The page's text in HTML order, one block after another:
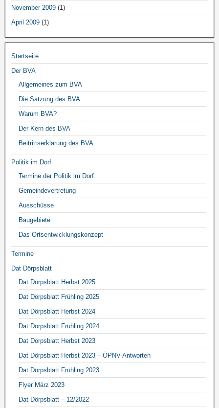
November 2009 (1)
April 2009 (1)
Startseite
Der BVA
Allgemeines zum BVA
Die Satzung des BVA
Warum BVA?
Der Kern des BVA
Beitrittserklärung des BVA
Politik im Dorf
Termine der Politik im Dorf
Gemeindevertretung
Ausschüsse
Baugebiete
Das Ortsentwicklungskonzept
Termine
Dat Dörpsblatt
Dat Dörpsblatt Herbst 2025
Dat Dörpsblatt Frühling 2025
Dat Dörpsblatt Herbst 2024
Dat Dörpsblatt Frühling 2024
Dat Dörpsblatt Herbst 2023
Dat Dörpsblatt Herbst 2023 – ÖPNV-Antworten
Dat Dörpsblatt Frühling 2023
Flyer März 2023
Dat Dörpsblatt – 12/2022